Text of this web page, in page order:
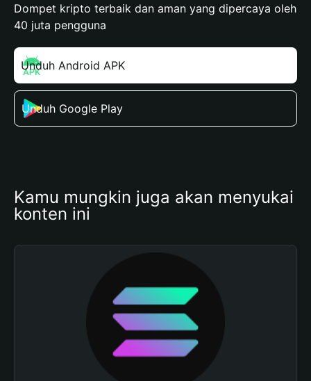
Dompet kripto terbaik dan aman yang dipercaya oleh
40 juta pengguna
Unduh Android APK
Unduh Google Play
Kamu mungkin juga akan menyukai
konten ini